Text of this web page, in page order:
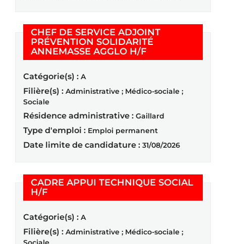
CHEF DE SERVICE ADJOINT
PRÉVENTION SOLIDARITÉ
ANNEMASSE AGGLO H/F(Nouvelle
Catégorie(s) : A
Filière(s) : Administrative ; Médico-sociale ;
Sociale
Résidence administrative : Gaillard
Type d'emploi : Emploi permanent
Date limite de candidature : 31/08/2026
CADRE APPUI TECHNIQUE SOCIAL
H/F(Nouvelle fenêtre)
Catégorie(s) : A
Filière(s) : Administrative ; Médico-sociale ;